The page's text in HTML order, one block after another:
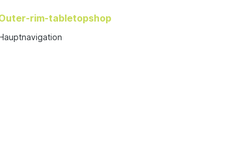
rim-tabletopshop